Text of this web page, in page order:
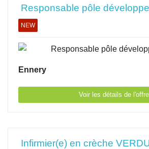
Responsable pôle
NEW
Ennery
Voir les détails de l'offre
Infirmier(e) en crèche